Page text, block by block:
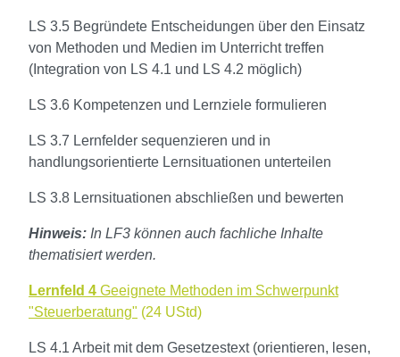
LS 3.5 Begründete Entscheidungen über den Einsatz
von Methoden und Medien im Unterricht treffen
(Integration von LS 4.1 und LS 4.2 möglich)
LS 3.6 Kompetenzen und Lernziele formulieren
LS 3.7 Lernfelder sequenzieren und in
handlungsorientierte Lernsituationen unterteilen
LS 3.8 Lernsituationen abschließen und bewerten
Hinweis: In LF3 können auch fachliche Inhalte
thematisiert werden.
Lernfeld 4 Geeignete Methoden im Schwerpunkt
"Steuerberatung" (24 UStd)
LS 4.1 Arbeit mit dem Gesetzestext (orientieren, lesen,